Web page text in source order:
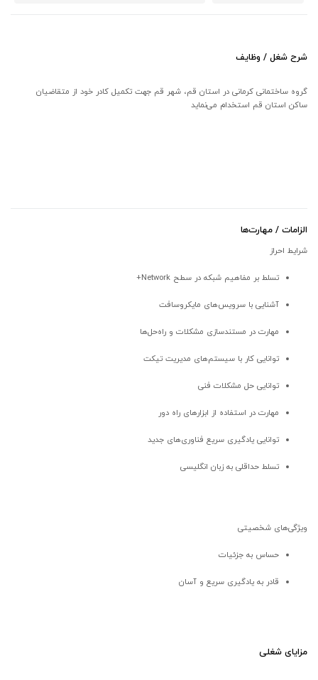
شرح شغل / وظایف
گروه ساختمانی کرمانی در استان قم، شهر قم جهت تکمیل کادر خود از متقاضیان
ساکن استان قم استخدام می‌نماید
الزامات / مهارت‌ها
شرایط احراز
تسلط بر مفاهیم شبکه در سطح Network+
آشنایی با سرویس‌های مایکروسافت
مهارت در مستندسازی مشکلات و راه‌حل‌ها
توانایی کار با سیستم‌های مدیریت تیکت
توانایی حل مشکلات فنی
مهارت در استفاده از ابزارهای راه دور
توانایی یادگیری سریع فناوری‌های جدید
تسلط حداقلی به زبان انگلیسی
ویژگی‌های شخصیتی
حساس به جزئیات
قادر به یادگیری سریع و آسان
مزایای شغلی